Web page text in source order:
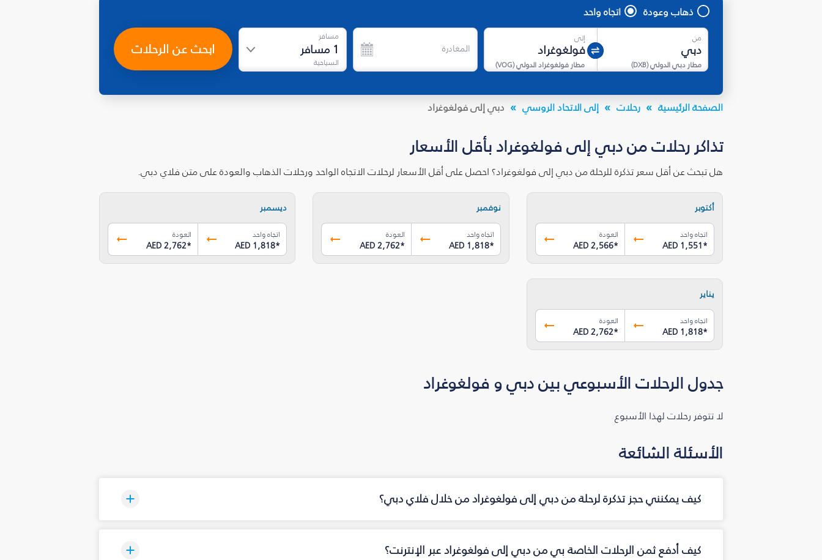
ذهاب وعودة اتجاه واحد
من
مطار دبي الدولي(
DXB
)
إلى
مطار فولغوغراد الدولي(
VOG
)
المغادرة
مسافر
1 مسافر
السياحية
ابحث عن الرحلات
الصفحة الرئيسية رحلات إلى الاتحاد الروسي دبي إلى فولغوغراد
تذاكر رحلات من دبي إلى فولغوغراد بأقل الأسعار
هل تبحث عن أقل سعر تذكرة للرحلة من دبي إلى فولغوغراد؟ احصل على أقل الأسعار لرحلات الاتجاه الواحد ورحلات الذهاب والعودة على متن فلاي دبي.
أكتوبر
اتجاه واحد
AED 1,551*
العودة
AED 2,566*
نوفمبر
اتجاه واحد
AED 1,818*
العودة
AED 2,762*
ديسمبر
اتجاه واحد
AED 1,818*
العودة
AED 2,762*
يناير
اتجاه واحد
AED 1,818*
العودة
AED 2,762*
جدول الرحلات الأسبوعي بين دبي و فولغوغراد
لا تتوفر رحلات لهذا الأسبوع
الأسئلة الشائعة
كيف يمكنني حجز تذكرة لرحلة من دبي إلى فولغوغراد من خلال فلاي دبي؟
كيف أدفع ثمن الرحلات الخاصة بي من دبي إلى فولغوغراد عبر الإنترنت؟